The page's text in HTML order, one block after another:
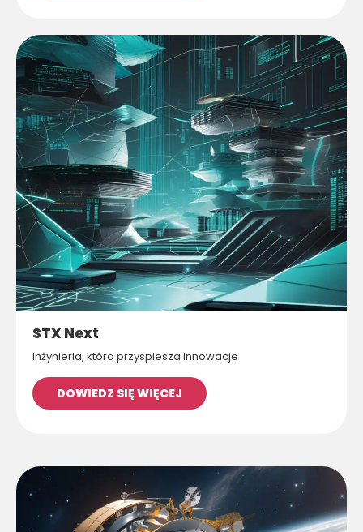
STX Next
Inżynieria, która przyspiesza innowacje
DOWIEDZ SIĘ WIĘCEJ